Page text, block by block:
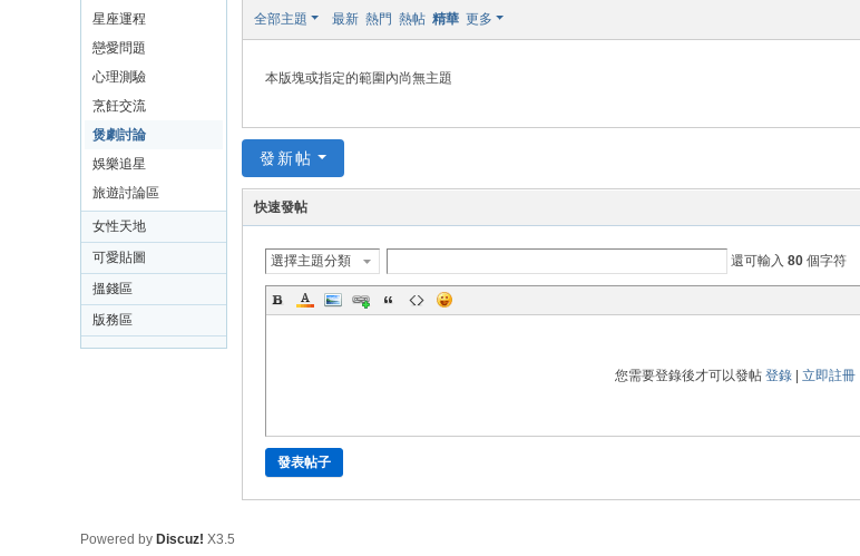
壇星座運程
戀愛問題
心理測驗
烹飪交流
煲劇討論
娛樂追星
旅遊討論區
女性天地
可愛貼圖
搵錢區
版務區
全部主題 最新 熱門 熱帖 精華 更多
本版塊或指定的範圍內尚無主題
發新帖
快速發帖
選擇主題分類 還可輸入 80 個字符
您需要登錄後才可以發帖 登錄| 立即註冊
發表帖子
Powered by Discuz! X3.5